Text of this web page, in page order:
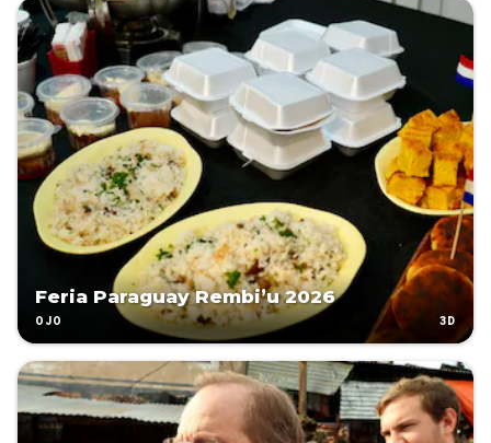
Feria Paraguay Rembi’u 2026
OJO 3D